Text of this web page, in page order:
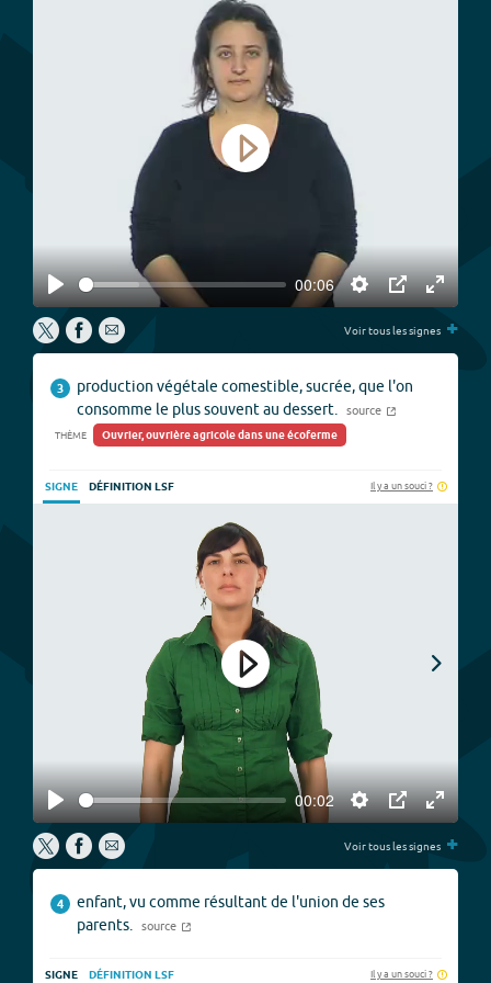
Play
00:06
Settings
PIP
Enter
Play
Voir tous les signes +
3
production végétale comestible, sucrée, que l'on
consomme le plus souvent au dessert.
source
THÈME Ouvrier, ouvrière agricole dans une écoferme
SIGNE DÉFINITION LSF Il y a un souci ?
Play
00:02
Settings
PIP
Enter
Play
Voir tous les signes +
4
enfant, vu comme résultant de l'union de ses
parents.
source
SIGNE DÉFINITION LSF Il y a un souci ?